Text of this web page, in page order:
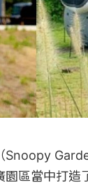
Snoopy
區當中打造